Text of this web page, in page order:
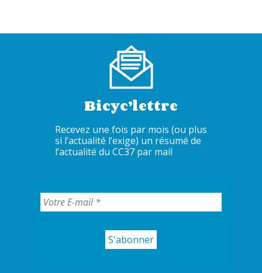
Bicyc’lettre
Recevez une fois par mois (ou plus
si l’actualité l’exige) un résumé de
l’actualité du CC37 par mail